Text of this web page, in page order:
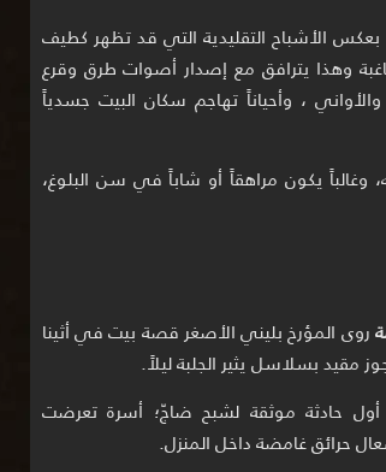
الأشباح التقليدية التي قد تظهر كطيف
وهذا يترافق مع إصدار أصوات طرق وقرع
، وأحياناً تهاجم سكان البيت جسدياً
يكون مراهقاً أو شاباً في سن البلوغ،
روى المؤرخ بليني الأصغر قصة بيت في أثينا
مقيد بسلاسل يثير الجلبة ليلاً.
حادثة موثقة لشبح ضاجّ؛ أسرة تعرضت
حرائق غامضة داخل المنزل.